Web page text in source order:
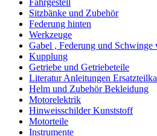
Fahrgestell
Sitzbänke und Zubehör
Federung hinten
Werkzeuge
Gabel , Federung und Schwinge
Kupplung
Getriebe und Getriebeteile
Literatur Anleitungen
Helm und Zubehör Bekleidung
Motorelektrik
Hinweisschilder Kunststoff
Motorteile
Instrumente